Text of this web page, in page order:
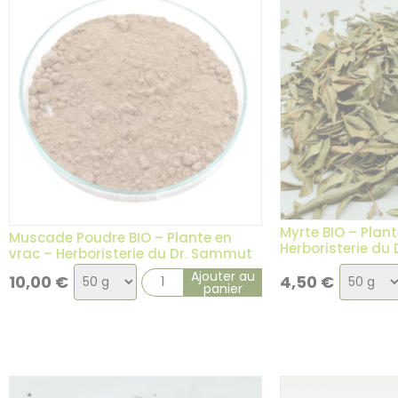
1 avis
Muscade Poudre BIO – Plante en
vrac – Herboristerie du Dr. Sammut
10,00 €
Choix
de
Ajouter au
panier
Myrte BIO –
Herboristerie du
4,50 €
Choix
de